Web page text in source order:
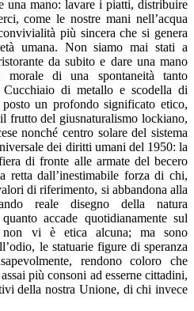
una mano: lavare i piatti, distribuire
come le nostre mani nell’acqua
più sincera che si genera
umana. Non siamo mai stati a
da subito e dare una mano
di una spontaneità tanto
Cucchiaio di metallo e scodella di
un profondo significato etico,
frutto del giusnaturalismo lockiano,
nonché centro solare del sistema
dei diritti umani del 1950: la
di fronte alle armate del becero
retta dall’inestimabile forza di chi,
di riferimento, si abbandona alla
reale disegno della natura
accade quotidianamente sul
vi è etica alcuna; ma sono
le statuarie figure di speranza
rendono coloro che
più consoni ad esserne cittadini,
della nostra Unione, di chi invece